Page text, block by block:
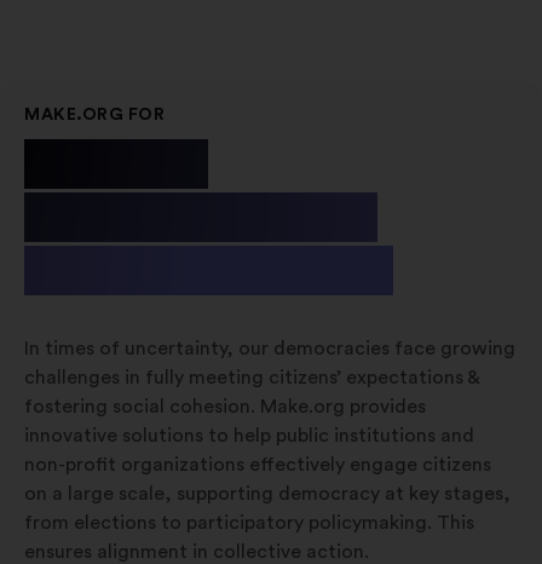
MAKE.ORG FOR
In times of uncertainty, our democracies face growing
challenges in fully meeting citizens’ expectations &
fostering social cohesion. Make.org provides
innovative solutions to help public institutions and
non-profit organizations effectively engage citizens
on a large scale, supporting democracy at key stages,
from elections to participatory policymaking. This
ensures alignment in collective action.